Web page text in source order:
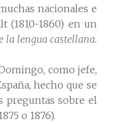
nacionales e
(1810-1860) en un
la lengua castellana.
como jefe,
hecho que se
preguntas sobre el
o 1876).